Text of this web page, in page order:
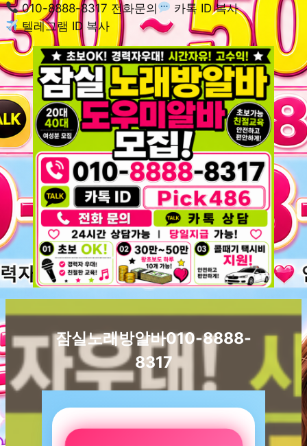
010-8888-8317 전화문의
카톡 ID 복사
텔레그램 ID 복사
잠실노래방알바010-8888-
8317